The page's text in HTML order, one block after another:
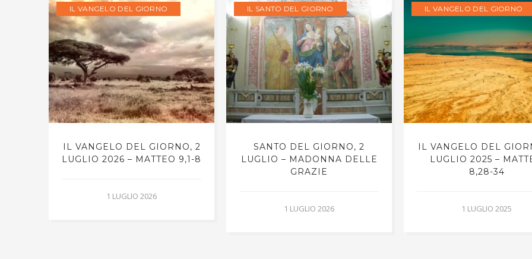
IL VANGELO DEL GIORNO
IL VANGELO DEL GIORNO, 2
LUGLIO 2026 – MATTEO 9,1-8
1 LUGLIO 2026
IL SANTO DEL GIORNO
SANTO DEL GIORNO, 2
LUGLIO – MADONNA DELLE
GRAZIE
1 LUGLIO 2026
IL VANGELO DEL GIORNO
IL VANGELO DEL
LUGLIO 2025 –
8,28-34
1 LUGLIO 2025